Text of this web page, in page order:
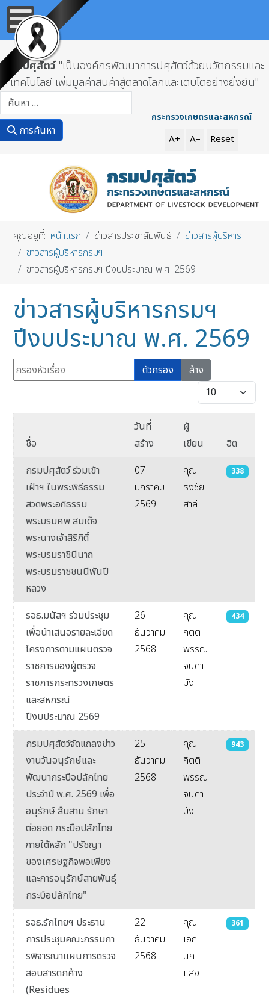
กรมปศุสัตว์"เป็นองค์กรพัฒนาการปศุสัตว์ด้วยนวัตกรรมและ
เทคโนโลยี เพิ่มมูลค่าสินค้าสู่ตลาดโลกและเติบโตอย่างยั่งยืน"
การค้นหา
กระทรวงเกษตรและสหกรณ์
A+ A– Reset
คุณอยู่ที่: หน้าแรก ข่าวสารประชาสัมพันธ์
ข่าวสารผู้บริหาร
ข่าวสารผู้บริหารกรมฯ
ข่าวสารผู้บริหารกรมฯ ปีงบประมาณ พ.ศ. 2569
ข่าวสารผู้บริหารกรมฯ
ปีงบประมาณ พ.ศ. 2569
กรองหัวเรื่อง ตัวกรอง
ล้าง
แสดง #
ชื่อ
วันที่
สร้าง
ผู้
เขียน
ฮิต
กรมปศุสัตว์ ร่วมเข้า
เฝ้าฯ ในพระพิธีธรรม
สวดพระอภิธรรม
พระบรมศพ สมเด็จ
พระนางเจ้าสิริกิติ์
พระบรมราชินีนาถ
พระบรมราชชนนีพันปี
หลวง
07
มกราคม
2569
คุณ
ธงชัย
สาลี
338
รอธ.มนัสฯ ร่วมประชุม
เพื่อนำเสนอรายละเอียด
โครงการตามแผนตรวจ
ราชการของผู้ตรวจ
ราชการกระทรวงเกษตร
และสหกรณ์
ปีงบประมาณ 2569
26
ธันวาคม
2568
คุณ
กิตติ
พรรณ
จินดา
มัง
434
กรมปศุสัตว์จัดแถลงข่าว
งานวันอนุรักษ์และ
พัฒนากระบือปลักไทย
ประจำปี พ.ศ. 2569 เพื่อ
อนุรักษ์ สืบสาน รักษา
ต่อยอด กระบือปลักไทย
ภายใต้หลัก "ปรัชญา
ของเศรษฐกิจพอเพียง
และการอนุรักษ์สายพันธุ์
กระบือปลักไทย"
25
ธันวาคม
2568
คุณ
กิตติ
พรรณ
จินดา
มัง
943
รอธ.รักไทยฯ ประธาน
การประชุมคณะกรรมกา
รพิจารณาเเผนการตรวจ
สอบสารตกค้าง
(Residues
22
ธันวาคม
2568
คุณ
เอก
นก
แสง
361